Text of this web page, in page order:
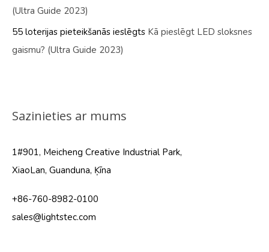
(Ultra Guide 2023)
55 loterijas pieteikšanās ieslēgts Kā pieslēgt LED sloksnes
gaismu? (Ultra Guide 2023)
Sazinieties ar mums
1#901, Meicheng Creative Industrial Park,
XiaoLan, Guanduna, Ķīna
+86-760-8982-0100
sales@lightstec.com